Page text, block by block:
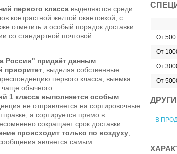
От 500
От
От
От
В
первого класса выделяются среди
контрастной желтой окантовкой, с
отметить и особый порядок доставки
со стандартной почтовой
России" придаёт данным
приоритет , выделяя собственные
первого класса, выемка
обычного.
1 класса выполняется особым
не отправляется на сортировочные
а сортируется прямо в
сокращает срок доставки.
происходит только по воздуху
является самым